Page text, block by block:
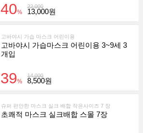
22,000
40% 13,000원
고바야시 가습 마스크 어린이용
고바야시 가습마스크 어린이용 3~9세 3
개입
14,000
39% 8,500원
슈퍼 편안한 마스크 실크 배합 작은사이즈 7 장
초쾌적 마스크 실크배합 스몰 7장